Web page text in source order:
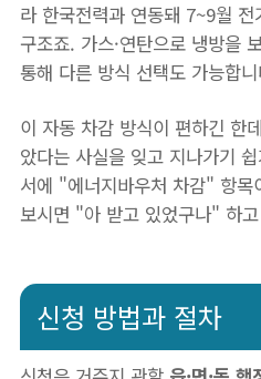
라 한국전력과 연동돼 7~9월
구조죠. 가스·연탄으로 냉방을
통해 다른 방식 선택도 가능합
이 자동 차감 방식이 편하긴 한
았다는 사실을 잊고 지나가기
서에 "에너지바우처 차감" 항목
보시면 "아 받고 있었구나" 하
신청 방법과 절차